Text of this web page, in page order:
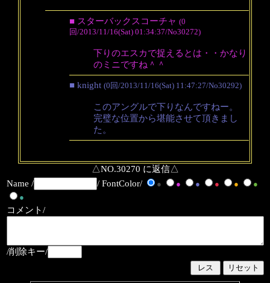
■ スターバックスコーチャ (0
回/2013/11/16(Sat) 01:34:37/No30272)
下りのエスカで捉えるとは・・かなり
のミニですね＾＾
■ knight (0回/2013/11/16(Sat) 11:47:27/No30292)
このアングルで下りなんですねー。
完璧な位置から堪能させて頂きまし
た。
△NO.30270 に返信△
Name /
/ FontColor/ ● ● ● ● ●
●
●
コメント/
/削除キー/